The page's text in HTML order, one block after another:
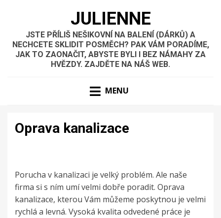
JULIENNE
JSTE PŘÍLIŠ NEŠIKOVNÍ NA BALENÍ (DÁRKŮ) A
NECHCETE SKLIDIT POSMĚCH? PAK VÁM PORADÍME,
JAK TO ZAONAČIT, ABYSTE BYLI I BEZ NÁMAHY ZA
HVĚZDY. ZAJDĚTE NA NÁŠ WEB.
MENU
Oprava kanalizace
Porucha v kanalizaci je velký problém. Ale naše
firma si s ním umí velmi dobře poradit. Oprava
kanalizace, kterou Vám můžeme poskytnou je velmi
rychlá a levná. Vysoká kvalita odvedené práce je